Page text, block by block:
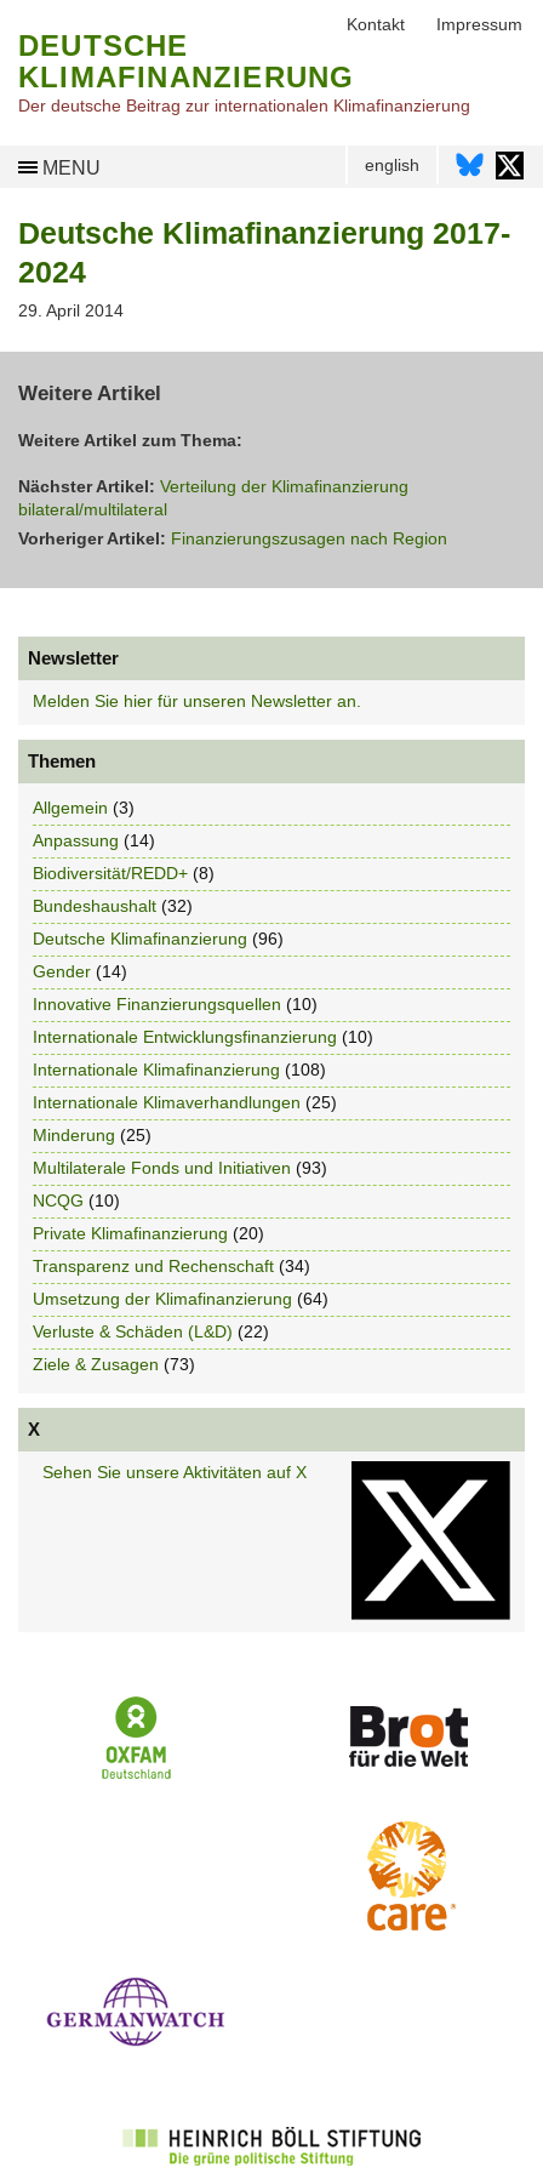
DEUTSCHE
KLIMAFINANZIERUNG
Der deutsche Beitrag zur internationalen Klimafinanzierung
MENU english
Deutsche Klimafinanzierung 2017-
2024
29. April 2014
Weitere Artikel
Weitere Artikel zum Thema:
Nächster Artikel: Verteilung der Klimafinanzierung
bilateral/multilateral
Vorheriger Artikel: Finanzierungszusagen nach Region
Newsletter
Melden Sie hier für unseren Newsletter an.
Themen
Allgemein (3)
Anpassung (14)
Biodiversität/REDD+ (8)
Bundeshaushalt (32)
Deutsche Klimafinanzierung (96)
Gender (14)
Innovative Finanzierungsquellen (10)
Internationale Entwicklungsfinanzierung (10)
Internationale Klimafinanzierung (108)
Internationale Klimaverhandlungen (25)
Minderung (25)
Multilaterale Fonds und Initiativen (93)
NCQG (10)
Private Klimafinanzierung (20)
Transparenz und Rechenschaft (34)
Umsetzung der Klimafinanzierung (64)
Verluste & Schäden (L&D) (22)
Ziele & Zusagen (73)
X
Sehen Sie unsere Aktivitäten auf X
Kontakt Impressum